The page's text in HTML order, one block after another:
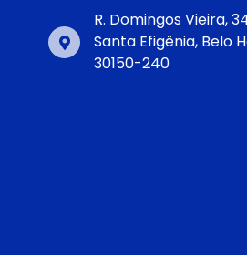
R. Domingos Vieira,
Santa Efigênia, Belo
30150-240